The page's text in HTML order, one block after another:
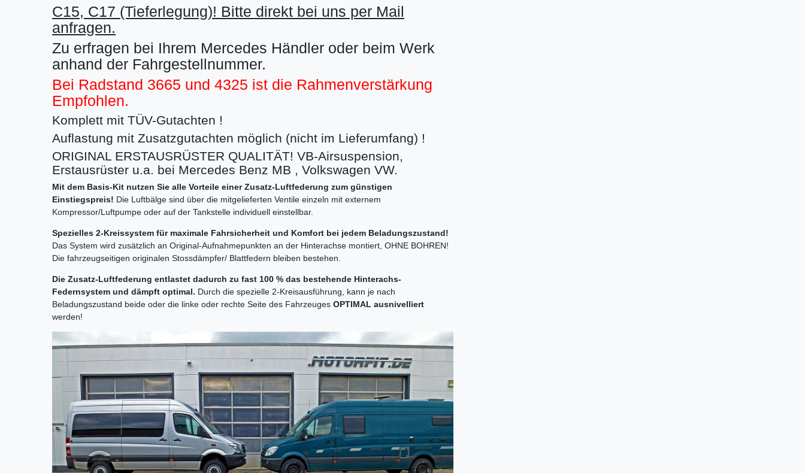
C15, C17 (Tieferlegung)! Bitte direkt bei uns per Mail
anfragen.
Zu erfragen bei Ihrem Mercedes Händler oder beim Werk
anhand der Fahrgestellnummer.
Bei Radstand 3665 und 4325 ist die Rahmenverstärkung
Empfohlen.
Komplett mit TÜV-Gutachten !
Auflastung mit Zusatzgutachten möglich (nicht im Lieferumfang) !
ORIGINAL ERSTAUSRÜSTER QUALITÄT! VB-Airsuspension,
Erstausrüster u.a. bei Mercedes Benz MB , Volkswagen VW.
Mit dem Basis-Kit nutzen Sie alle Vorteile einer Zusatz-Luftfederung zum günstigen
Einstiegspreis! Die Luftbälge sind über die mitgelieferten Ventile einzeln mit externem
Kompressor/Luftpumpe oder auf der Tankstelle individuell einstellbar.
Spezielles 2-Kreissystem für maximale Fahrsicherheit und Komfort bei jedem Beladungszustand!
Das System wird zusätzlich an Original-Aufnahmepunkten an der Hinterachse montiert, OHNE BOHREN!
Die fahrzeugseitigen originalen Stossdämpfer/ Blattfedern bleiben bestehen.
Die Zusatz-Luftfederung entlastet dadurch zu fast 100 % das bestehende Hinterachs-
Federnsystem und dämpft optimal. Durch die spezielle 2-Kreisausführung, kann je nach
Beladungszustand beide oder die linke oder rechte Seite des Fahrzeuges OPTIMAL ausnivelliert
werden!